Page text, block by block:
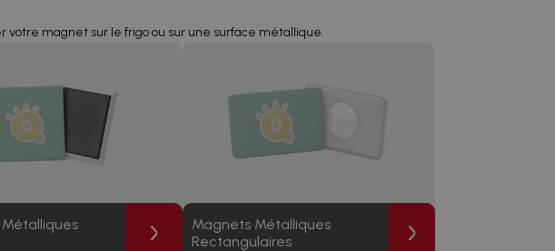
votre magnet sur le frigo ou sur une surface métallique.
Magnets Métalliques
Rectangulaires